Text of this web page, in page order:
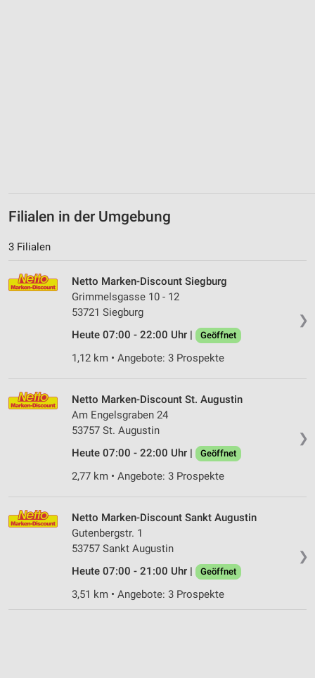
Filialen in der Umgebung
3 Filialen
❯
Netto Marken-Discount Siegburg
Grimmelsgasse 10 - 12
53721 Siegburg
Heute 07:00 - 22:00 Uhr |
Geöffnet
1,12 km • Angebote: 3 Prospekte
❯
Netto Marken-Discount St. Augustin
Am Engelsgraben 24
53757 St. Augustin
Heute 07:00 - 22:00 Uhr |
Geöffnet
2,77 km • Angebote: 3 Prospekte
❯
Netto Marken-Discount Sankt Augustin
Gutenbergstr. 1
53757 Sankt Augustin
Heute 07:00 - 21:00 Uhr |
Geöffnet
3,51 km • Angebote: 3 Prospekte